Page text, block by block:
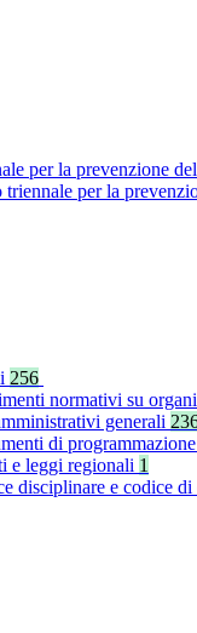
per la prevenzione
triennale per la
256
normativi su
generali
di
e leggi regionali 1
disciplinare e codice di